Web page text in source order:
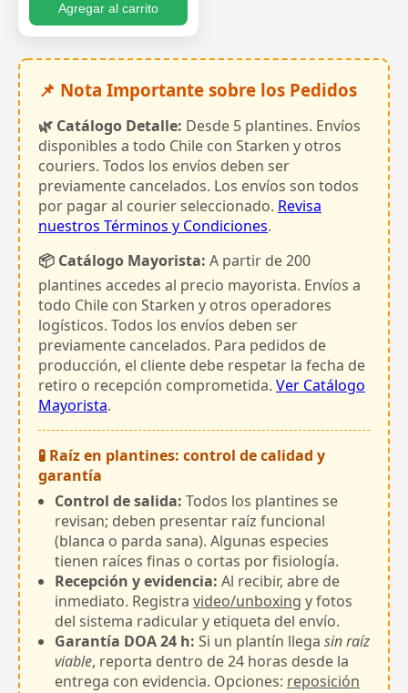
Agregar al carrito
📌 Nota Importante sobre los Pedidos
🌿 Catálogo Detalle: Desde 5 plantines. Envíos
disponibles a todo Chile con Starken y otros
couriers. Todos los envíos deben ser
previamente cancelados. Los envíos son todos
por pagar al courier seleccionado. Revisa
nuestros Términos y Condiciones.
📦 Catálogo Mayorista: A partir de 200
plantines accedes al precio mayorista. Envíos a
todo Chile con Starken y otros operadores
logísticos. Todos los envíos deben ser
previamente cancelados. Para pedidos de
producción, el cliente debe respetar la fecha de
retiro o recepción comprometida. Ver Catálogo
Mayorista.
🧪 Raíz en plantines: control de calidad y
garantía
Control de salida: Todos los plantines se
revisan; deben presentar raíz funcional
(blanca o parda sana). Algunas especies
tienen raíces finas o cortas por fisiología.
Recepción y evidencia: Al recibir, abre de
inmediato. Registra video/unboxing y fotos
del sistema radicular y etiqueta del envío.
Garantía DOA 24 h: Si un plantín llega sin raíz
viable, reporta dentro de 24 horas desde la
entrega con evidencia. Opciones: reposición